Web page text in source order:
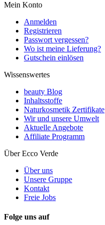
Mein Konto
Anmelden
Registrieren
Passwort vergessen?
Wo ist meine Lieferung?
Gutschein einlösen
Wissenswertes
beauty Blog
Inhaltsstoffe
Naturkosmetik Zertifikate
Wir und unsere Umwelt
Aktuelle Angebote
Affiliate Programm
Über Ecco Verde
Über uns
Unsere Gruppe
Kontakt
Freie Jobs
Folge uns auf